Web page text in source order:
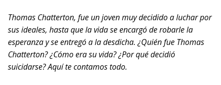
Thomas Chatterton, fue un joven muy decidido a luchar por
sus ideales, hasta que la vida se encargó de robarle la
esperanza y se entregó a la desdicha. ¿Quién fue Thomas
Chatterton? ¿Cómo era su vida? ¿Por qué decidió
suicidarse? Aquí te contamos todo.